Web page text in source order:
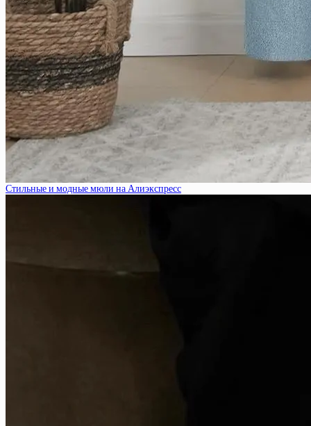
Стильные и модные мюли на Алиэкспресс